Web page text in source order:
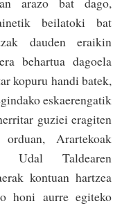
beilatoki bat
dauden eraikin
behartua dagoela
kopuru handi batek,
eskaerengatik
guziei eragiten
Arartekoak
Udal Taldearen
kontuan hartzea
honi aurre egiteko